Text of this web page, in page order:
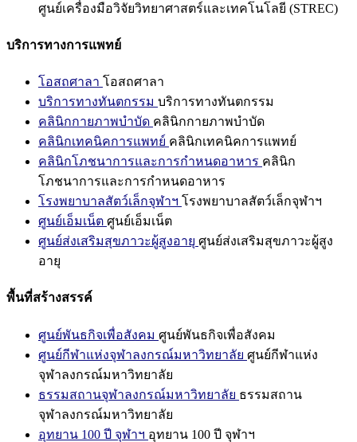
ศูนย์เครื่องมือวิจัยวิทยาศาสตร์และเทคโนโลยี (STREC)
บริการทางการแพทย์
โอสถศาลา โอสถศาลา
บริการทางทันตกรรม บริการทางทันตกรรม
คลินิกกายภาพบำบัด คลินิกกายภาพบำบัด
คลินิกเทคนิคการแพทย์ คลินิกเทคนิคการแพทย์
คลินิกโภชนาการและการกำหนดอาหาร คลินิก
โภชนาการและการกำหนดอาหาร
โรงพยาบาลสัตว์เล็กจุฬาฯ โรงพยาบาลสัตว์เล็กจุฬาฯ
ศูนย์เอ็มเน็ต ศูนย์เอ็มเน็ต
ศูนย์ส่งเสริมสุขภาวะผู้สูงอายุ ศูนย์ส่งเสริมสุขภาวะผู้สูง
อายุ
พื้นที่สร้างสรรค์
ศูนย์พันธกิจเพื่อสังคม ศูนย์พันธกิจเพื่อสังคม
ศูนย์กีฬาแห่งจุฬาลงกรณ์มหาวิทยาลัย ศูนย์กีฬาแห่ง
จุฬาลงกรณ์มหาวิทยาลัย
ธรรมสถานจุฬาลงกรณ์มหาวิทยาลัย ธรรมสถาน
จุฬาลงกรณ์มหาวิทยาลัย
อุทยาน 100 ปี จุฬาฯ อุทยาน 100 ปี จุฬาฯ